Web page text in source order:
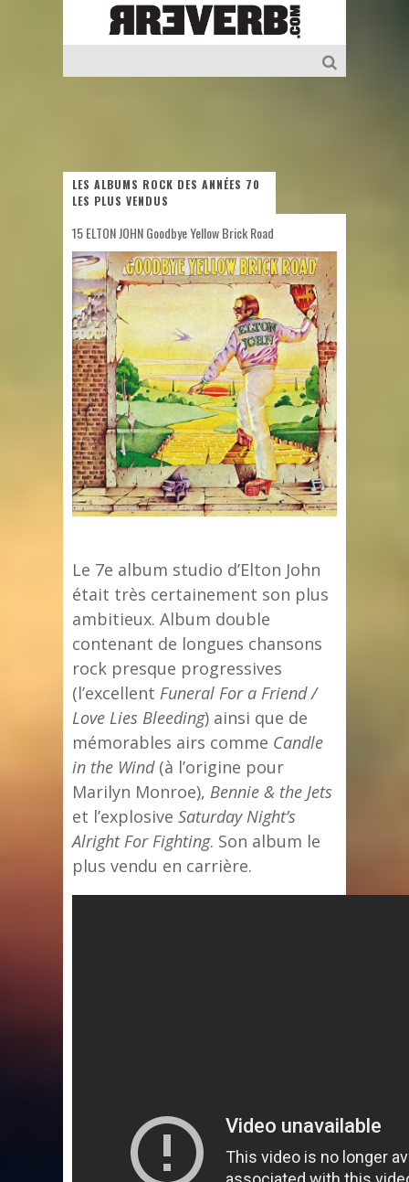
LES ALBUMS ROCK DES ANNÉES 70
LES PLUS VENDUS
15 ELTON JOHN Goodbye Yellow Brick Road
Le 7e album studio d’Elton John
était très certainement son plus
ambitieux. Album double
contenant de longues chansons
rock presque progressives
(l’excellent Funeral For a Friend /
Love Lies Bleeding) ainsi que de
mémorables airs comme Candle
in the Wind(à l’origine pour
Marilyn Monroe), Bennie & the Jets
et l’explosive Saturday Night’s
Alright For Fighting. Son album le
plus vendu en carrière.